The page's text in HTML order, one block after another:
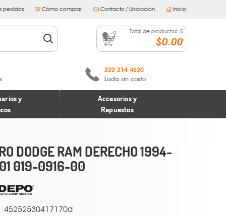
pedidos Cómo comprar Contacto / Ubicación Inicio
Total de productos: 0
$0.00
222 214 4620
Lada sin costo
y
Accesorios y
Repuestos
DODGE RAM DERECHO 1994-
019-0916-00
45252530417170d